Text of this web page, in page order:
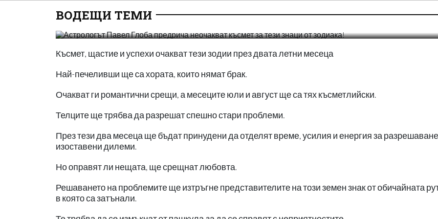
ВОДЕЩИ ТЕМИ
npetrov 19:17 | 23 Jul 20
Късмет, щастие и успехи очакват тези зодии през двата летни месеца
Най-печеливши ще са хората, които нямат брак.
Очакват ги романтични срещи, а месеците юли и август ще са тях късметлийски.
Телците ще трябва да разрешат спешно стари проблеми.
През тези два месеца ще бъдат принудени да отделят време, усилия и енергия за
изоставени дилеми.
Но оправят ли нещата, ще срещнат любовта.
Решаването на проблемите ще изтръгне представителите на този земен знак от обичайната
в която са затънали.